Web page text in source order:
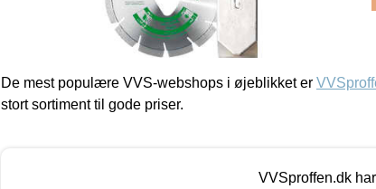
De mest populære VVS-webshops i øjeblikket er
stort sortiment til gode priser.
VVSproffen.dk